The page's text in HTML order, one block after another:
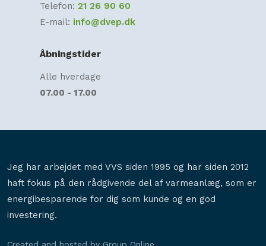
Telefon:21 26 90 60
E-mail: info@dvep.dk
Åbningstider​
Alle hverdage
07.00 - 17.00
Jeg har arbejdet med VVS siden 1995 og har siden 2012
haft fokus på den rådgivende del af varmeanlæg, som er
energibesparende for dig som kunde og en god
investering.